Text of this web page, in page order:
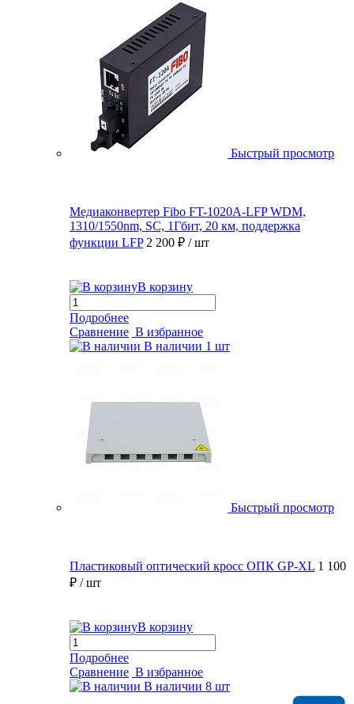
Быстрый просмотр
Медиаконвертер Fibo FT-1020A-LFP WDM,
1310/1550nm, SC, 1Гбит, 20 км, поддержка
функции LFP 2 200 ₽ / шт
В корзину
Подробнее
Сравнение В избранное
В наличии 1 шт
Быстрый просмотр
Пластиковый оптический кросс ОПК GP-XL 1 100
₽ / шт
В корзину
Подробнее
Сравнение В избранное
В наличии 8 шт